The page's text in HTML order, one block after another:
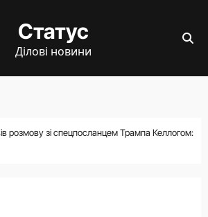
Статус
Ділові новини
розмову зі спецпосланцем Трампа Келлогом: